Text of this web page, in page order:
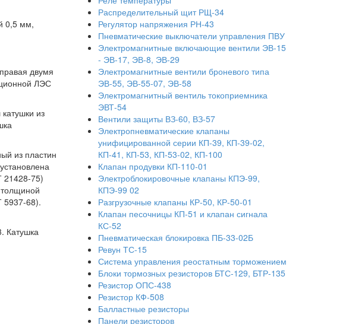
0,5 мм,
двумя
ЛЭС
из
из пластин
21428-75)
5937-68).
Катушка
Распределительный щит РЩ-34
Регулятор напряжения РН-43
Пневматические выключатели управления ПВУ
Электромагнитные включающие вентили ЭВ-15
- ЭВ-17, ЭВ-8, ЭВ-29
Электромагнитные вентили броневого типа
ЭВ-55, ЭВ-55-07, ЭВ-58
Электромагнитный вентиль токоприемника
ЭВТ-54
Вентили защиты ВЗ-60, ВЗ-57
Электропневматические клапаны
унифицированной серии КП-39, КП-39-02,
КП-41, КП-53, КП-53-02, КП-100
Клапан продувки КП-110-01
Электроблокировочные клапаны КПЭ-99,
КПЭ-99 02
Разгрузочные клапаны КР-50, КР-50-01
Клапан песочницы КП-51 и клапан сигнала
КС-52
Пневматическая блокировка ПБ-33-02Б
Ревун ТС-15
Система управления реостатным торможением
Блоки тормозных резисторов БТС-129, БТР-135
Резистор ОПС-438
Резистор КФ-508
Балластные резисторы
Панели резисторов